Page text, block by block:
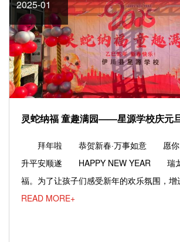
2025-01
灵蛇纳福 童趣满园——星源学校庆元
拜年啦 恭贺新春·万事如意 愿你
升平安顺遂 HAPPY NEW YEAR 瑞龙
福。为了让孩子们感受新年的欢乐氛围，增
READ MORE+